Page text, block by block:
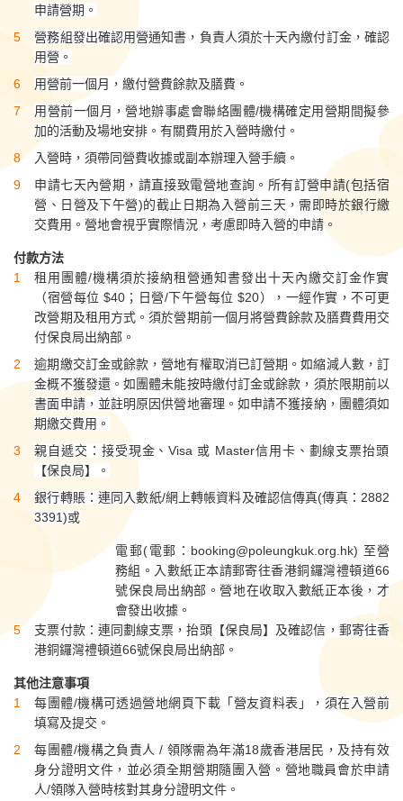
申請營期。
營務組發出確認用營通知書，負責人須於十天內繳付訂金，確認
用營。
用營前一個月，繳付營費餘款及膳費。
用營前一個月，營地辦事處會聯絡團體/機構確定用營期間擬參
加的活動及場地安排。有關費用於入營時繳付。
入營時，須帶同營費收據或副本辦理入營手續。
申請七天內營期，請直接致電營地查詢。所有訂營申請(包括宿
營、日營及下午營)的截止日期為入營前三天，需即時於銀行繳
交費用。營地會視乎實際情況，考慮即時入營的申請。
付款方法
租用團體/機構須於接納租營通知書發出十天內繳交訂金作實
（宿營每位 $40；日營/下午營每位 $20），一經作實，不可更
改營期及租用方式。須於營期前一個月將營費餘款及膳費費用交
付保良局出納部。
逾期繳交訂金或餘款，營地有權取消已訂營期。如縮減人數，訂
金概不獲發還。如團體未能按時繳付訂金或餘款，須於限期前以
書面申請，並註明原因供營地審理。如申請不獲接納，團體須如
期繳交費用。
親自遞交：接受現金、Visa 或 Master信用卡、劃線支票抬頭
【保良局】。
銀行轉賬：連同入數紙/網上轉帳資料及確認信傳真(傳真：2882
3391)或
電郵(電郵： booking@poleungkuk.org.hk) 至營
務組。入數紙正本請郵寄往香港銅鑼灣禮頓道66
號保良局出納部。營地在收取入數紙正本後，才
會發出收據。
支票付款：連同劃線支票，抬頭【保良局】及確認信，郵寄往香
港銅鑼灣禮頓道66號保良局出納部。
其他注意事項
每團體/機構可透過營地網頁下載「營友資料表」，須在入營前
填寫及提交。
每團體/機構之負責人 / 領隊需為年滿18歲香港居民，及持有效
身分證明文件，並必須全期營期隨團入營。營地職員會於申請
人/領隊入營時核對其身分證明文件。